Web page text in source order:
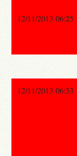
12/11/2013 06:25
12/11/2013 06:33